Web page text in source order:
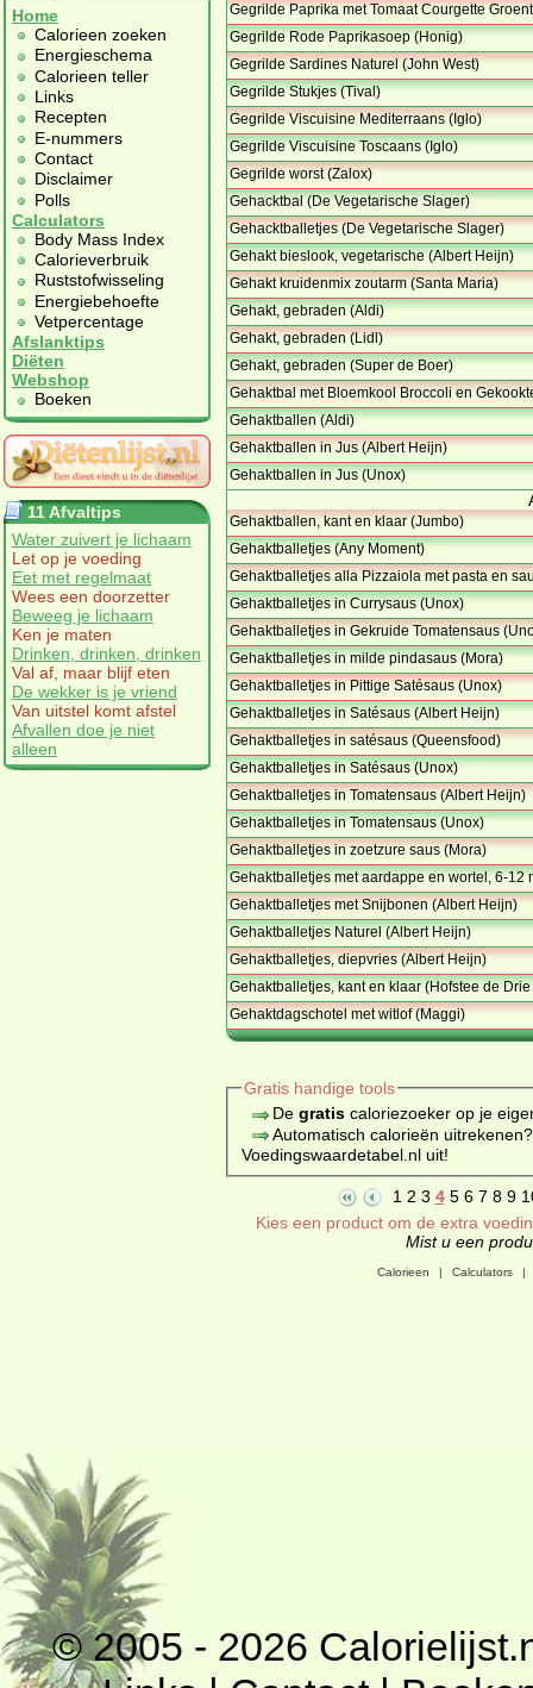
Home
Calorieen zoeken
Energieschema
Calorieen teller
Links
Recepten
E-nummers
Contact
Disclaimer
Polls
Calculators
Body Mass Index
Calorieverbruik
Ruststofwisseling
Energiebehoefte
Vetpercentage
Afslanktips
Diëten
Webshop
Boeken
11 Afvaltips
Water zuivert je lichaam
Let op je voeding
Eet met regelmaat
Wees een doorzetter
Beweeg je lichaam
Ken je maten
Drinken, drinken, drinken
Val af, maar blijf eten
De wekker is je vriend
Van uitstel komt afstel
Afvallen doe je niet
alleen
Gegrilde Paprika met Tomaat Courgette
Gegrilde Rode Paprikasoep (Honig)
Gegrilde Sardines Naturel (John West)
Gegrilde Stukjes (Tival)
Gegrilde Viscuisine Mediterraans (Iglo)
Gegrilde Viscuisine Toscaans (Iglo)
Gegrilde worst (Zalox)
Gehacktbal (De Vegetarische Slager)
Gehacktballetjes (De Vegetarische Slager)
Gehakt bieslook, vegetarische (Albert Heijn)
Gehakt kruidenmix zoutarm (Santa Maria)
Gehakt, gebraden (Aldi)
Gehakt, gebraden (Lidl)
Gehakt, gebraden (Super de Boer)
Gehaktbal met Bloemkool Broccoli en
Gehaktballen (Aldi)
Gehaktballen in Jus (Albert Heijn)
Gehaktballen in Jus (Unox)
Gehaktballen, kant en klaar (Jumbo)
Gehaktballetjes (Any Moment)
Gehaktballetjes alla Pizzaiola met pasta en
Gehaktballetjes in Currysaus (Unox)
Gehaktballetjes in Gekruide Tomatensaus
Gehaktballetjes in milde pindasaus (Mora)
Gehaktballetjes in Pittige Satésaus (Unox)
Gehaktballetjes in Satésaus (Albert Heijn)
Gehaktballetjes in satésaus (Queensfood)
Gehaktballetjes in Satésaus (Unox)
Gehaktballetjes in Tomatensaus (Albert Heijn)
Gehaktballetjes in Tomatensaus (Unox)
Gehaktballetjes in zoetzure saus (Mora)
Gehaktballetjes met aardappe en wortel, 6-12
Gehaktballetjes met Snijbonen (Albert Heijn)
Gehaktballetjes Naturel (Albert Heijn)
Gehaktballetjes, diepvries (Albert Heijn)
Gehaktballetjes, kant en klaar (Hofstee de
Gehaktdagschotel met witlof (Maggi)
Gratis handige tools
De gratiscaloriezoeker op je
Automatisch calorieën
Voedingswaardetabel.nl uit!
1 2 3 4 5 6 7 8 9
Kies een product om de extra
Mist u een
Calorieen | Calculators |
© 2005 - 2026